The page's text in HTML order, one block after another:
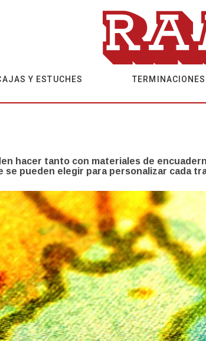
Y ESTUCHES TERMINACIONES
hacer tanto con materiales de
se pueden elegir para personalizar cada